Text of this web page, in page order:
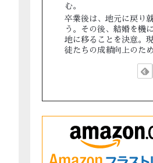
む。
卒業後は、地元に戻り
う。その後、結婚を機
地に移ることを決意。
徒たちの成績向上のた